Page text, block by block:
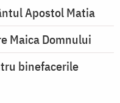
Apostol Matia
Maica Domnului
binefacerile